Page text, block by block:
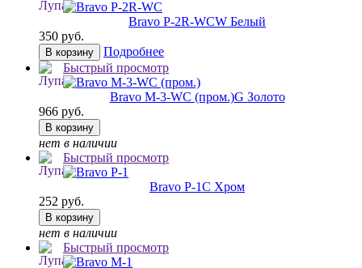
Bravo P-2R-WCW Белый
350 руб.
В корзину
Подробнее
Быстрый просмотр
Bravo M-3-WC (пром.)G Золото
966 руб.
В корзину
нет в наличии
Быстрый просмотр
Bravo P-1C Хром
252 руб.
В корзину
нет в наличии
Быстрый просмотр